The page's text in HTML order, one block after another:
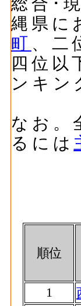
縄県に
町 、二
四位以
ンキン
なお。
るには
順位
1